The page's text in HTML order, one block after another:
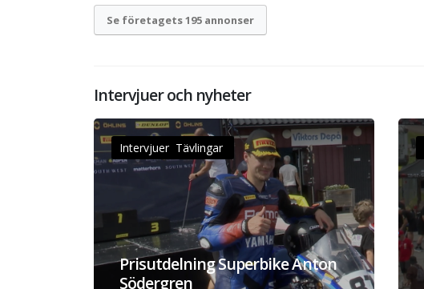
Se företagets 195 annonser
Intervjuer och nyheter
Intervjuer Tävlingar
Prisutdelning Superbike Anton
Södergren